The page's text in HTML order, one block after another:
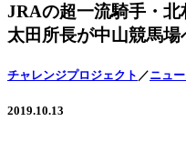
JRAの超一流騎手・北
太田所長が中山競馬場
チャレンジプロジェクト ／ニュ
2019.10.13